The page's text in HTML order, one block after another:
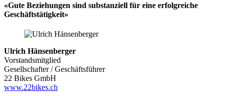
«Gute Beziehungen sind substanziell für eine erfolgreiche
Geschäftstätigkeit»
Ulrich Hänsenberger
Vorstandsmitglied
Gesellschafter / Geschäftsführer
22 Bikes GmbH
www.22bikes.ch